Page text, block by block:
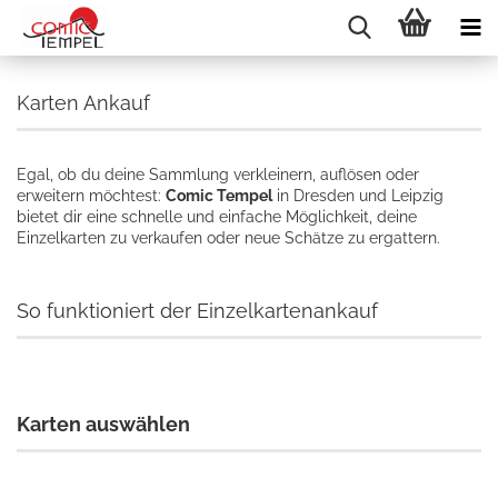
Karten Ankauf
Egal, ob du deine Sammlung verkleinern, auflösen oder
erweitern möchtest: Comic Tempelin Dresden und Leipzig
bietet dir eine schnelle und einfache Möglichkeit, deine
Einzelkarten zu verkaufen oder neue Schätze zu ergattern.
So funktioniert der Einzelkartenankauf
Karten auswählen